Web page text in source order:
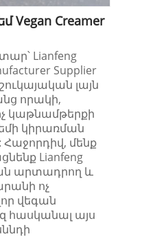
Vegan Creamer
Lianfeng
Supplier
լայն
որակի,
կաթնամթերքի
կիրառման
մենք
Lianfeng
արտադրող և
ոչ
վեգան
հասկանալ այս